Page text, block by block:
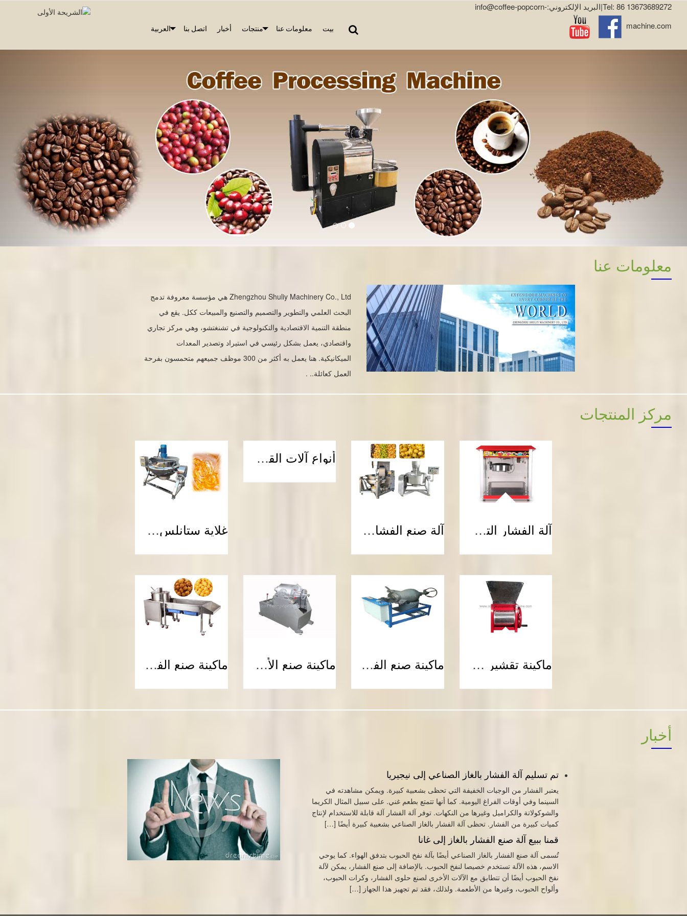
بيت معلومات عنا منتجات أخبار اتصل بنا العربية
Tel: 86 13673689272|البريد الإلكتروني:info@coffee-popcorn-
machine.com
معلومات عنا
Zhengzhou Shuliy Machinery Co., Ltd هي مؤسسة معروفة تدمج
البحث العلمي والتطوير والتصميم والتصنيع والمبيعات ككل. يقع في
منطقة التنمية الاقتصادية والتكنولوجية في تشنغتشو، وهي مركز تجاري
واقتصادي، يعمل بشكل رئيسي في استيراد وتصدير المعدات
الميكانيكية. هنا يعمل به أكثر من 300 موظف جميعهم متحمسون بفرحة
العمل كعائلة.. .
مركز المنتجات
غلاية ستانلس ستيل مغلفة بوعاء طبخ السكر مع التحريك
أنواع آلات القهوة
آلة صنع الفشار ذات الكرة الكهرومغناطيسية آلة الفشار التجارية الصغيرة
ماكينة صنع الفشار الحبوب الكروية بالغاز الصناعي ماكينة صنع الأرز المنتفخ الأوتوماتيكية للبيع ماكينة صنع الفشار تعمل يدويًا ماكينة تقشير حبوب القهوة اليدوية
أخبار
تم تسليم آلة الفشار بالغاز الصناعي إلى نيجيريا
يعتبر الفشار من الوجبات الخفيفة التي تحظى بشعبية كبيرة. ويمكن مشاهدته في
السينما وفي أوقات الفراغ اليومية. كما أنها تتمتع بطعم غني. على سبيل المثال الكريما
والشوكولاتة والكراميل وغيرها من النكهات. توفر آلة الفشار آلة قابلة للاستخدام لإنتاج
كميات كبيرة من الفشار. تحظى آلة الفشار بالغاز الصناعي بشعبية كبيرة أيضًا […]
قمنا ببيع آلة صنع الفشار بالغاز إلى غانا
تُسمى آلة صنع الفشار بالغاز الصناعي أيضًا بآلة نفخ الحبوب بتدفق الهواء. كما يوحي
الاسم، هذه الآلة تستخدم خصيصا لنفخ الحبوب. بالإضافة إلى صنع الفشار، يمكن لآلة
نفخ الحبوب أيضًا أن تتطابق مع الآلات الأخرى لصنع حلوى الفشار، وكرات الحبوب،
وألواح الحبوب، وغيرها من الأطعمة. ولذلك، فقد تم تجهيز هذا الجهاز […]